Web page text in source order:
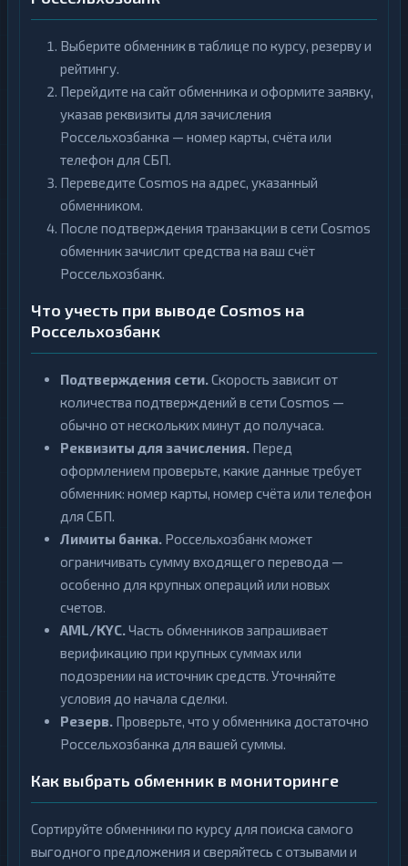
Выберите обменник в таблице по курсу, резерву и
рейтингу.
Перейдите на сайт обменника и оформите заявку,
указав реквизиты для зачисления
Россельхозбанка — номер карты, счёта или
телефон для СБП.
Переведите Cosmos на адрес, указанный
обменником.
После подтверждения транзакции в сети Cosmos
обменник зачислит средства на ваш счёт
Россельхозбанк.
Что учесть при выводе Cosmos на
Россельхозбанк
Подтверждения сети.Скорость зависит от
количества подтверждений в сети Cosmos —
обычно от нескольких минут до получаса.
Реквизиты для зачисления. Перед
оформлением проверьте, какие данные требует
обменник: номер карты, номер счёта или телефон
для СБП.
Лимиты банка. Россельхозбанк может
ограничивать сумму входящего перевода —
особенно для крупных операций или новых
счетов.
AML/KYC.Часть обменников запрашивает
верификацию при крупных суммах или
подозрении на источник средств. Уточняйте
условия до начала сделки.
Резерв. Проверьте, что у обменника достаточно
Россельхозбанка для вашей суммы.
Как выбрать обменник в мониторинге
Сортируйте обменники по курсу для поиска самого
выгодного предложения и сверяйтесь с отзывами и